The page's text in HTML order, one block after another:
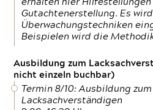
erhalten hier Hilfestellungen
Gutachtenerstellung. Es
Überwachungstechniken
Beispielen wird die
Ausbildung zum
nicht einzeln buchbar)
Termin 8/10: Ausbildung zum
Lacksachverständigen